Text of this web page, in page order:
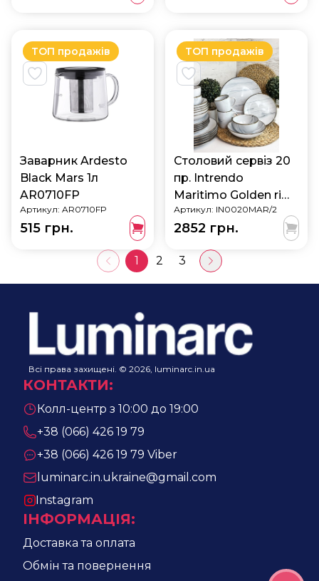
ТОП продажів
Заварник Ardesto
Black Mars 1л
AR0710FP
Артикул: AR0710FP
515 грн.
ТОП продажів
Столовий сервіз 20
пр. Intrendo
Maritimo Golden rim
white IN0020MAR/2
Артикул: IN0020MAR/2
2852 грн.
1 2 3
Всі права захищені. © 2026, luminarc.in.ua
КОНТАКТИ:
Колл-центр з 10:00 до 19:00
+38 (066) 426 19 79
+38 (066) 426 19 79 Viber
luminarc.in.ukraine@gmail.com
Instagram
ІНФОРМАЦІЯ:
Доставка та оплата
Обмін та повернення